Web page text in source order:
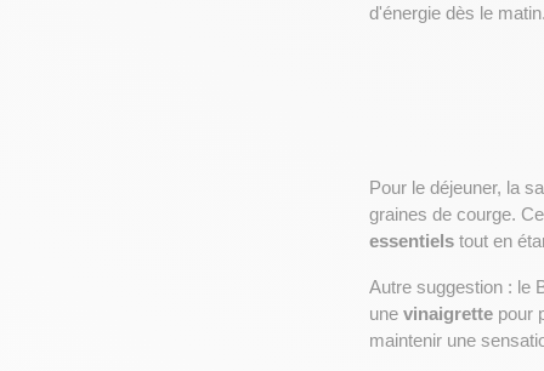
d'énergie dès le
Pour le déjeuner, la
graines de courge.
essentiels tout en
Autre suggestion : le
une vinaigrette pour
maintenir une